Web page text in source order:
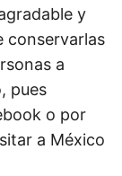
y
conservarlas
a
pues
o por
a México